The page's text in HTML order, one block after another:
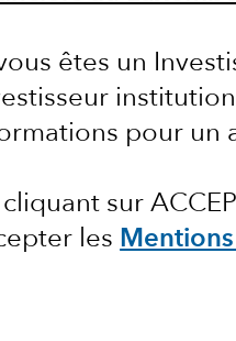
êtes un
pour un
cliquant sur
les
de